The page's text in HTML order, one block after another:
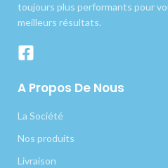
toujours plus performants pour
meilleurs résultats.
A Propos De Nous
La Société
Nos produits
Livraison